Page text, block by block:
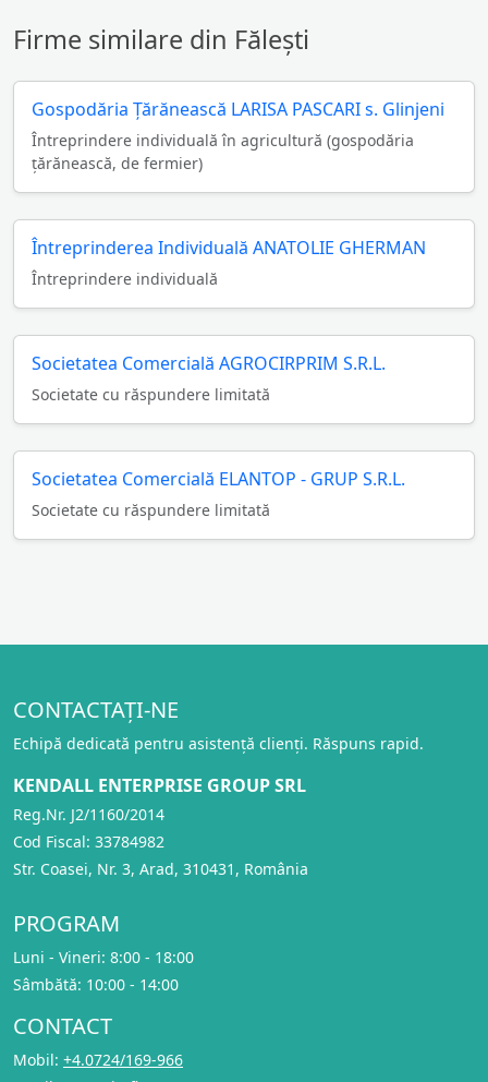
Firme similare din Fălești
Gospodăria Ţărănească LARISA PASCARI s. Glinjeni
Întreprindere individuală în agricultură (gospodăria
ţărănească, de fermier)
Întreprinderea Individuală ANATOLIE GHERMAN
Întreprindere individuală
Societatea Comercială AGROCIRPRIM S.R.L.
Societate cu răspundere limitată
Societatea Comercială ELANTOP - GRUP S.R.L.
Societate cu răspundere limitată
CONTACTAȚI-NE
Echipă dedicată pentru asistență clienți. Răspuns rapid.
KENDALL ENTERPRISE GROUP SRL
Reg.Nr. J2/1160/2014
Cod Fiscal: 33784982
Str. Coasei, Nr. 3, Arad, 310431, România
PROGRAM
Luni - Vineri: 8:00 - 18:00
Sâmbătă: 10:00 - 14:00
CONTACT
Mobil: +4.0724/169-966